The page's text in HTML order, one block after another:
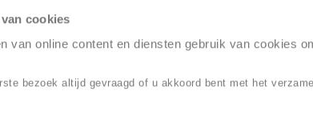
cookies
van online content en diensten gebruik van cookies
bezoek altijd gevraagd of u akkoord bent met het